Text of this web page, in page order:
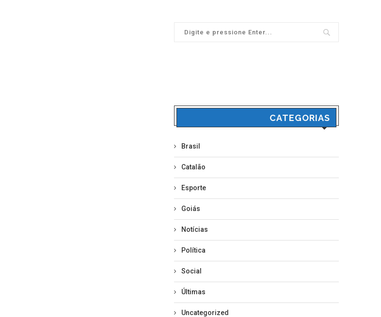
CATEGORIAS
Brasil
Catalão
Esporte
Goiás
Notícias
Política
Social
Últimas
Uncategorized